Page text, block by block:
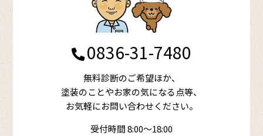
0836-31-7480
無料診断のご希望ほか、
塗装のことやお家の気になる点等、
お気軽にお問い合わせください。
受付時間 8:00～18:00